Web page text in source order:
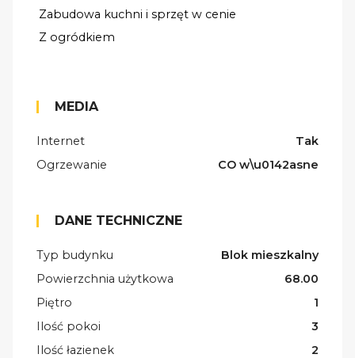
Zabudowa kuchni i sprzęt w cenie
Z ogródkiem
MEDIA
Internet
Tak
Ogrzewanie
CO w\u0142asne
DANE TECHNICZNE
Typ budynku
Blok mieszkalny
Powierzchnia użytkowa
68.00
Piętro
1
Ilość pokoi
3
Ilość łazienek
2